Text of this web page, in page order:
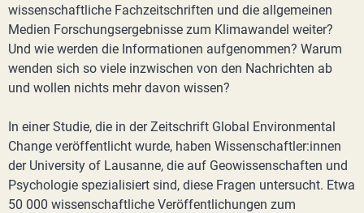
wissenschaftliche Fachzeitschriften und die allgemeinen
Medien Forschungsergebnisse zum Klimawandel weiter?
Und wie werden die Informationen aufgenommen? Warum
wenden sich so viele inzwischen von den Nachrichten ab
und wollen nichts mehr davon wissen?
In einer Studie, die in der Zeitschrift Global Environmental
Change veröffentlicht wurde, haben Wissenschaftler:innen
der University of Lausanne, die auf Geowissenschaften und
Psychologie spezialisiert sind, diese Fragen untersucht. Etwa
50 000 wissenschaftliche Veröffentlichungen zum